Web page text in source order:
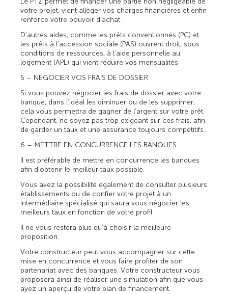
votre projet, vient allèger vos charges financières et enfin
renforce votre pouvoir d’achat.
D’autres aides, comme les prêts conventionnés (PC) et
les prêts à l’accession sociale (PAS) ouvrent droit, sous
conditions de ressources, à l’aide personnelle au
logement (APL) qui vient réduire vos mensualités.
5 – NEGOCIER VOS FRAIS DE DOSSIER
Si vous pouvez négocier les frais de dossier avec votre
banque, dans l’idéal les diminuer ou de les supprimer,
cela vous permettra de gagner de l’argent sur votre prêt.
Cependant, ne soyez pas trop exigeant sur ces frais, afin
de garder un taux et une assurance toujours compétitifs.
6 – METTRE EN CONCURRENCE LES BANQUES
Il est préférable de mettre en concurrence les banques
afin d’obtenir le meilleur taux possible.
Vous avez la possibilité également de consulter plusieurs
établissements ou de confier votre projet à un
intermédiaire spécialisé qui saura vous négocier les
meilleurs taux en fonction de votre profil.
Il ne vous restera plus qu’à choisir la meilleure
proposition.
Votre constructeur peut vous accompagner sur cette
mise en concurrence et vous faire profiter de son
partenariat avec des banques. Votre constructeur vous
proposera ainsi de réaliser une simulation afin que vous
ayez un aperçu de votre plan de financement.